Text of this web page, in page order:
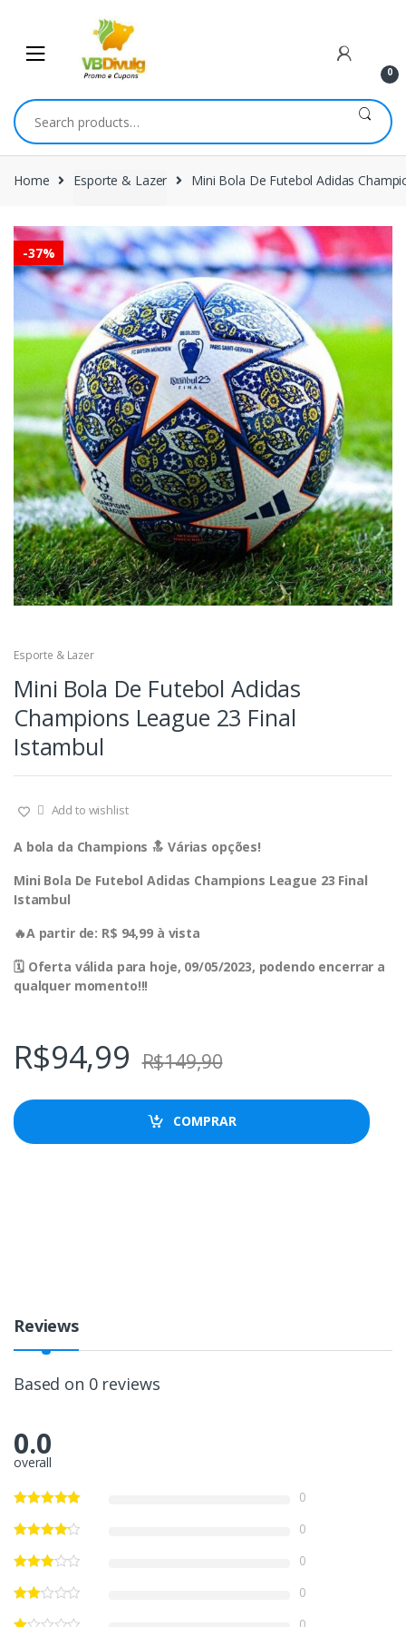
navigation
content
0
Search
for:
Home Esporte & Lazer Mini Bola De Futebol Adidas
-37%
Esporte & Lazer
Mini Bola De Futebol Adidas
Champions League 23 Final
Istambul
Add to wishlist
A bola da Champions 🔝 Várias opções!
Mini Bola De Futebol Adidas Champions League 23 Final
Istambul
🔥A partir de: R$ 94,99 à vista
🗓 Oferta válida para hoje, 09/05/2023, podendo encerrar a
qualquer momento!!!
R$94,99 R$149,90
COMPRAR
Reviews
Based on 0 reviews
0.0
overall
0
0
0
0